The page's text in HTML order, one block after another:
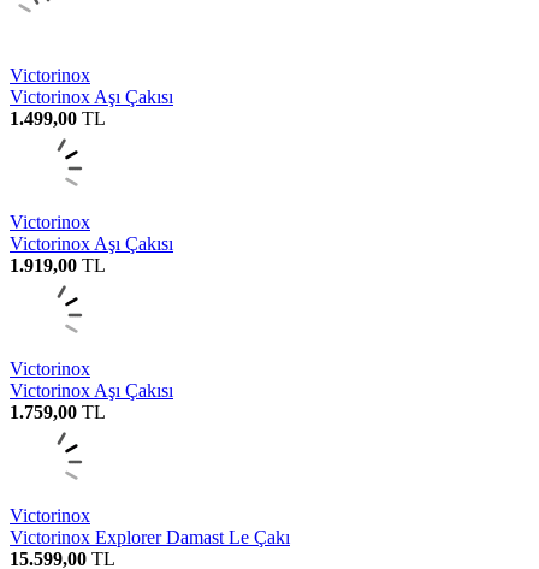
Victorinox
Victorinox Aşı Çakısı
1.499,00 TL
Victorinox
Victorinox Aşı Çakısı
1.919,00 TL
Victorinox
Victorinox Aşı Çakısı
1.759,00 TL
Victorinox
Victorinox Explorer Damast Le Çakı
15.599,00 TL